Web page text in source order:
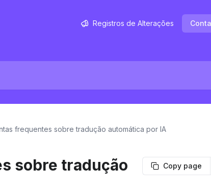
Registros de Alterações
frequentes sobre tradução automática por IA
sobre tradução
Copy page